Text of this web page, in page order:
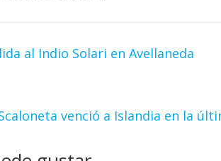
al Indio Solari en Avellaneda
venció a Islandia en la